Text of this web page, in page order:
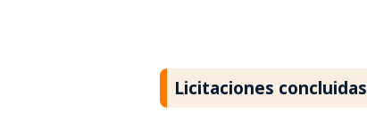
Licitaciones concluidas